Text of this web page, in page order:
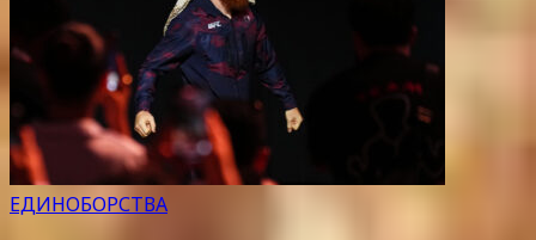
ЕДИНОБОРСТВА